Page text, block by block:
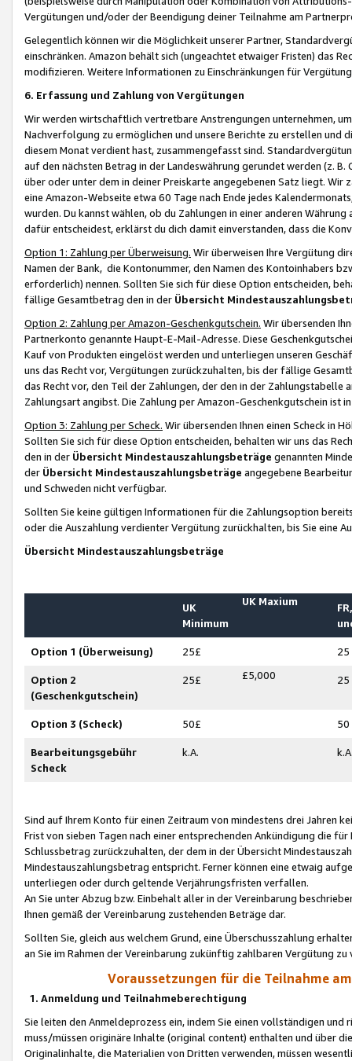
Vergütungen und/oder der Beendigung deiner Teilnahme am
Gelegentlich können wir die Möglichkeit unserer Partner,
einschränken. Amazon behält sich (ungeachtet etwaiger Fristen) das
modifizieren. Weitere Informationen zu Einschränkungen für
6. Erfassung und Zahlung von Vergütungen
Wir werden wirtschaftlich vertretbare Anstrengungen unternehmen,
Nachverfolgung zu ermöglichen und unsere Berichte zu erstellen und
diesem Monat verdient hast, zusammengefasst sind.
auf den nächsten Betrag in der Landeswährung gerundet werden (z.
über oder unter dem in deiner Preiskarte angegebenen Satz liegt.
eine Amazon-Webseite etwa 60 Tage nach Ende jedes
wurden. Du kannst wählen, ob du Zahlungen in einer anderen
dafür entscheidest, erklärst du dich damit einverstanden, dass die
Option 1: Zahlung per Überweisung. Wir überweisen Ihre Vergütung
Namen der Bank, die Kontonummer, den Namen des Kontoinhabers
erforderlich) nennen. Sollten Sie sich für diese Option entscheiden,
fällige Gesamtbetrag den in der Übersicht
Option 2: Zahlung per Amazon-Geschenkgutschein. Wir übersenden
Partnerkonto genannte Haupt-E-Mail-Adresse. Diese
Kauf von Produkten eingelöst werden und unterliegen unseren
uns das Recht vor, Vergütungen zurückzuhalten, bis der fällige
das Recht vor, den Teil der Zahlungen, der den in der
Zahlungsart angibst. Die Zahlung per Amazon-Geschenkgutschein ist
Option 3: Zahlung per Scheck. Wir übersenden Ihnen einen Scheck in
Sollten Sie sich für diese Option entscheiden, behalten wir uns das
den in der Übersicht Mindestauszahlungsbeträge genannten
der Übersicht Mindestauszahlungsbeträge angegebene
und Schweden nicht verfügbar.
Sollten Sie keine gültigen Informationen für die Zahlungsoption
oder die Auszahlung verdienter Vergütung zurückhalten, bis Sie
Übersicht Mindestauszahlungsbeträge
UK
Minimum
UK Maxium
Option 1 (Überweisung) 25£ 25
Option 2
(Geschenkgutschein)
25£ £5,000 25
Option 3 (Scheck) 50£ 50
Bearbeitungsgebühr
Scheck
k.A.
Sind auf Ihrem Konto für einen Zeitraum von mindestens drei Jahren
Frist von sieben Tagen nach einer entsprechenden Ankündigung die
Schlussbetrag zurückzuhalten, der dem in der Übersicht
Mindestauszahlungsbetrag entspricht. Ferner können eine etwaig
unterliegen oder durch geltende Verjährungsfristen verfallen.
An Sie unter Abzug bzw. Einbehalt aller in der Vereinbarung
Ihnen gemäß der Vereinbarung zustehenden Beträge dar.
Sollten Sie, gleich aus welchem Grund, eine Überschusszahlung
an Sie im Rahmen der Vereinbarung zukünftig zahlbaren Vergütung zu
Voraussetzungen für die Teilnahme
1. Anmeldung und Teilnahmeberechtigung
Sie leiten den Anmeldeprozess ein, indem Sie einen vollständigen
muss/müssen originäre Inhalte (original content) enthalten und über
Originalinhalte, die Materialien von Dritten verwenden, müssen